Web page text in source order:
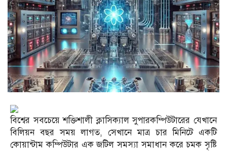
বিশ্বের সবচেয়ে শক্তিশালী ক্লাসিক্যাল সুপারকম্পিউটারের যেখানে
বিলিয়ন বছর সময় লাগত, সেখানে মাত্র চার মিনিটে একটি
কোয়ান্টাম কম্পিউটার এক জটিল সমস্যা সমাধান করে চমক সৃষ্টি